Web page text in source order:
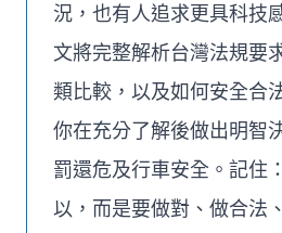
況，也有人追求更具科技
文將完整解析台灣法規要
類比較，以及如何安全合
你在充分了解後做出明智
罰還危及行車安全。記住
以，而是要做對、做合法